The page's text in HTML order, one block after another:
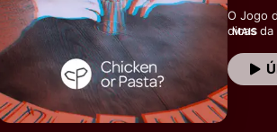
O Jogo
dicas da
nos
MAIS